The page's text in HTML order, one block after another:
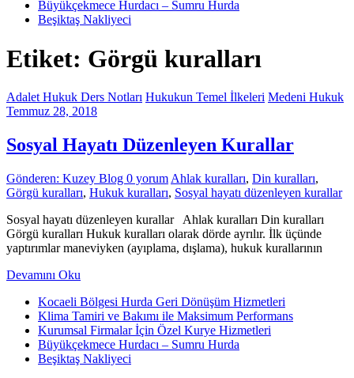
Büyükçekmece Hurdacı – Sumru Hurda
Beşiktaş Nakliyeci
Etiket: Görgü kuralları
Adalet Hukuk Ders Notları Hukukun Temel İlkeleri Medeni Hukuk
Temmuz 28, 2018
Sosyal Hayatı Düzenleyen Kurallar
Gönderen: Kuzey Blog 0 yorum Ahlak kuralları, Din kuralları,
Görgü kuralları, Hukuk kuralları, Sosyal hayatı düzenleyen kurallar
Sosyal hayatı düzenleyen kurallar Ahlak kuralları Din kuralları
Görgü kuralları Hukuk kuralları olarak dörde ayrılır. İlk üçünde
yaptırımlar maneviyken (ayıplama, dışlama), hukuk kurallarının
Devamını Oku
Kocaeli Bölgesi Hurda Geri Dönüşüm Hizmetleri
Klima Tamiri ve Bakımı ile Maksimum Performans
Kurumsal Firmalar İçin Özel Kurye Hizmetleri
Büyükçekmece Hurdacı – Sumru Hurda
Beşiktaş Nakliyeci